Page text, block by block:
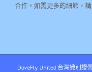
合作。如需更多的細節，
DoveFly United 台灣識別證